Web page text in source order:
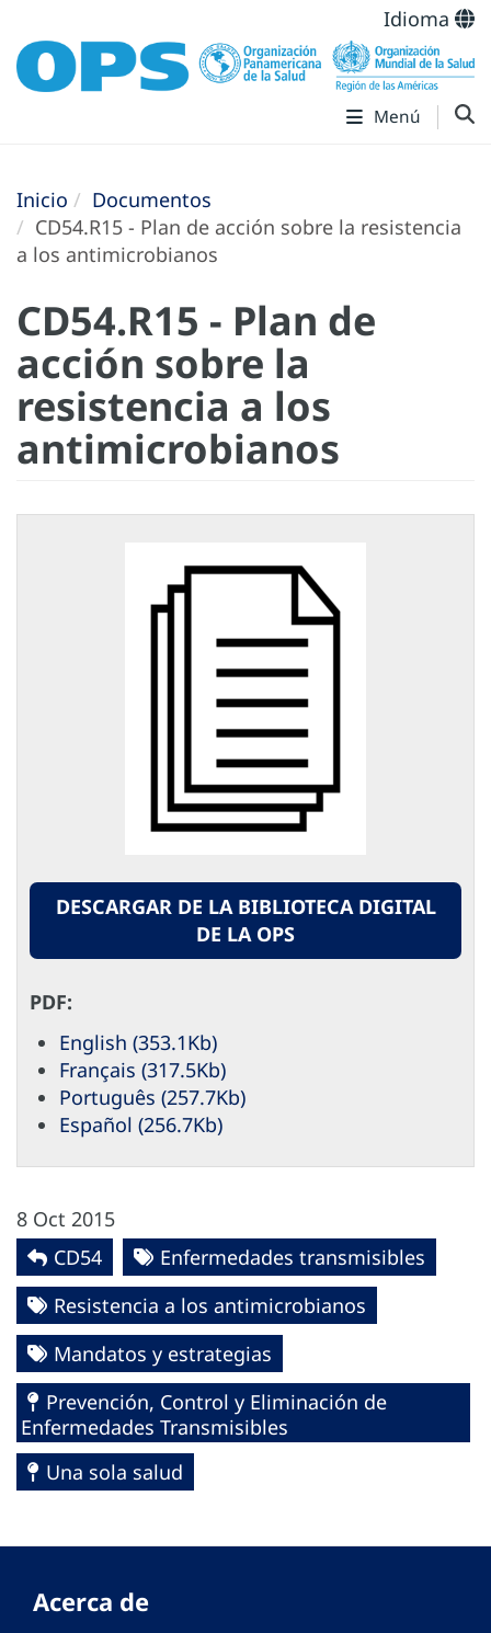
Idioma
Menú
Inicio
Documentos
CD54.R15 - Plan de acción sobre la resistencia
a los antimicrobianos
CD54.R15 - Plan de
acción sobre la
resistencia a los
antimicrobianos
DESCARGAR DE LA BIBLIOTECA DIGITAL
DE LA OPS
PDF:
English (353.1Kb)
Français (317.5Kb)
Português (257.7Kb)
Español (256.7Kb)
8 Oct 2015
CD54
Enfermedades transmisibles
Resistencia a los antimicrobianos
Mandatos y estrategias
Prevención, Control y Eliminación de
Enfermedades Transmisibles
Una sola salud
Acerca de